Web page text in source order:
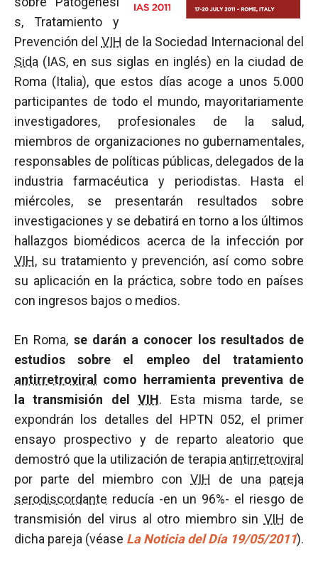
s, Tratamiento y
Prevención del VIH de la Sociedad Internacional del
Sida (IAS, en sus siglas en inglés) en la ciudad de
Roma (Italia), que estos días acoge a unos 5.000
participantes de todo el mundo, mayoritariamente
investigadores, profesionales de la salud,
miembros de organizaciones no gubernamentales,
responsables de políticas públicas, delegados de la
industria farmacéutica y periodistas. Hasta el
miércoles, se presentarán resultados sobre
investigaciones y se debatirá en torno a los últimos
hallazgos biomédicos acerca de la infección por
VIH, su tratamiento y prevención, así como sobre
su aplicación en la práctica, sobre todo en países
con ingresos bajos o medios.
En Roma, se darán a conocer los resultados de
estudios sobre el empleo del tratamiento
antirretroviral
como herramienta preventiva de
la transmisión delVIH. Esta misma tarde, se
expondrán los detalles del HPTN 052, el primer
ensayo prospectivo y de reparto aleatorio que
demostró que la utilización de terapia antirretroviral
por parte del miembro con VIH de una pareja
serodiscordante reducía -en un 96%- el riesgo de
transmisión del virus al otro miembro sin VIH de
dicha pareja (véase La Noticia del Día 19/05/2011).